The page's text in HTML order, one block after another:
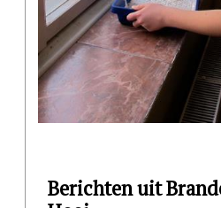
Berichten uit